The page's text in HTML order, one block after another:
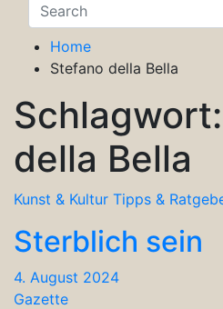
Home
Stefano della Bella
Schlagwort:
della Bella
Kunst & Kultur Tipps &
Sterblich sein
4. August 2024
Gazette